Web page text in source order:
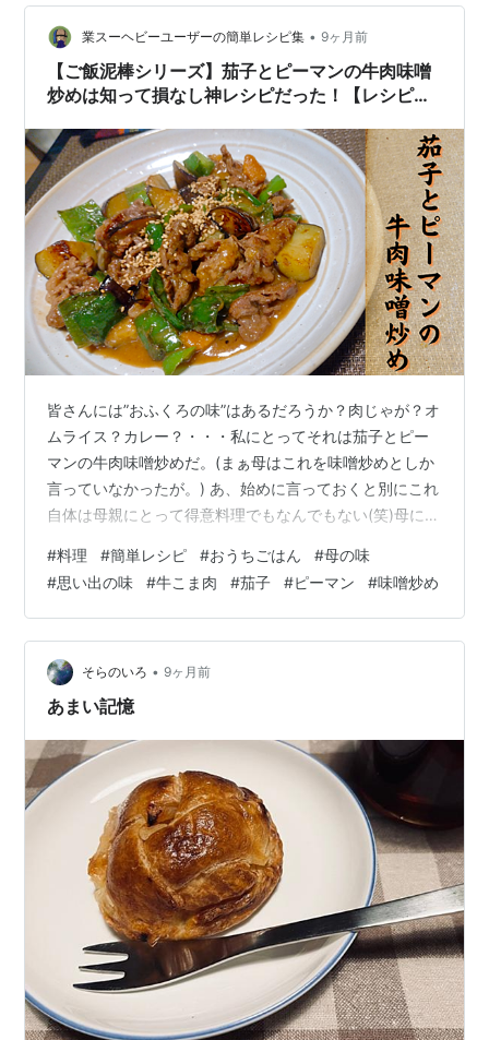
汁だけ作って みんなで鯛めしをいただきました 美味～い
♡ いつ食べても懐かしい味… 電車の中で足をブラブラし
ながら食べてた情景が ふわ〜っと…
業スーヘビーユーザーの簡単レシピ集 • 9ヶ月前
【ご飯泥棒シリーズ】茄子とピーマンの牛肉味噌
炒めは知って損なし神レシピだった！【レシピあ
皆さんには”おふくろの味”はあるだろうか？肉じゃが？オ
ムライス？カレー？・・・私にとってそれは茄子とピー
マンの牛肉味噌炒めだ。(まぁ母はこれを味噌炒めとしか
言っていなかったが。) あ、始めに言っておくと別にこれ
自体は母親にとって得意料理でもなんでもない(笑)母にと
長年食べていた母の料理の中で根強く私の記憶に残り続
けているのがこれなのだ。いつ作り出したのかは定かで
はないが、まだ私が小学生だった頃なのは間違いない。
あまりの美味しさに味噌炒めを作る日の夕食作りは率先
して母の手伝いを申し出るほどだった。もちろん、包丁
やフライパンを使わせてくれるわけでは…
#料理 #簡単レシピ #おうちごはん #母の味
#思い出の味 #牛こま肉 #茄子 #ピーマン #味噌炒め
そらのいろ • 9ヶ月前
あまい記憶